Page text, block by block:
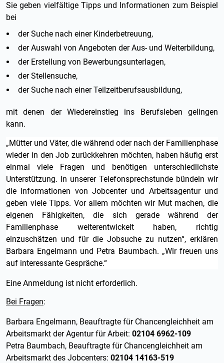
Sie geben vielfältige Tipps und Informationen zum Beispiel
bei
der Suche nach einer Kinderbetreuung,
der Auswahl von Angeboten der Aus- und Weiterbildung,
der Erstellung von Bewerbungsunterlagen,
der Stellensuche,
der Suche nach einer Teilzeitberufsausbildung,
mit denen der Wiedereinstieg ins Berufsleben gelingen
kann.
„Mütter und Väter, die während oder nach der Familienphase
wieder in den Job zurückkehren möchten, haben häufig erst
einmal viele Fragen und benötigen unterschiedlichste
Unterstützung. In unserer Telefonsprechstunde bündeln wir
die Informationen von Jobcenter und Arbeitsagentur und
geben viele Tipps. Vor allem möchten wir Mut machen, die
eigenen Fähigkeiten, die sich gerade während der
Familienphase weiterentwickelt haben, richtig
einzuschätzen und für die Jobsuche zu nutzen“, erklären
Barbara Engelmann und Petra Baumbach. „Wir freuen uns
auf interessante Gespräche.“
Eine Anmeldung ist nicht erforderlich.
Bei Fragen:
Barbara Engelmann, Beauftragte für Chancengleichheit am
Arbeitsmarkt der Agentur für Arbeit: 02104 6962-109
Petra Baumbach, Beauftragte für Chancengleichheit am
Arbeitsmarkt des Jobcenters: 02104 14163-519